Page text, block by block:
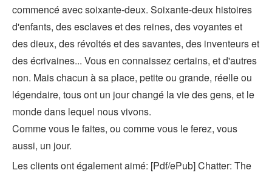
commencé avec soixante-deux. Soixante-deux histoires
d'enfants, des esclaves et des reines, des voyantes et
des dieux, des révoltés et des savantes, des inventeurs et
des écrivaines... Vous en connaissez certains, et d'autres
non. Mais chacun à sa place, petite ou grande, réelle ou
légendaire, tous ont un jour changé la vie des gens, et le
monde dans lequel nous vivons.
Comme vous le faites, ou comme vous le ferez, vous
aussi, un jour.
Les clients ont également aimé: [Pdf/ePub] Chatter: The